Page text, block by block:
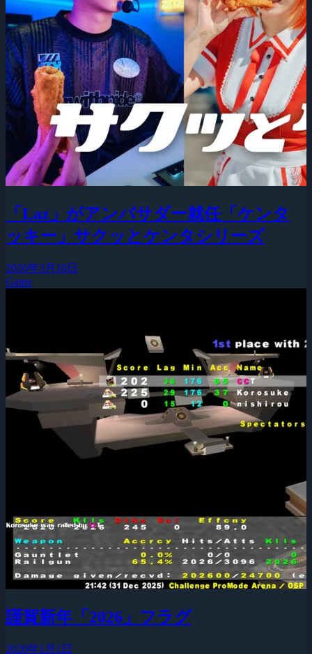
「Laz」がアンバサダー就任「ケンタ
ッキー」サクッとケンタシリーズ
2026年3月10日
Game
謹賀新年「2026」フラグ
2026年1月1日